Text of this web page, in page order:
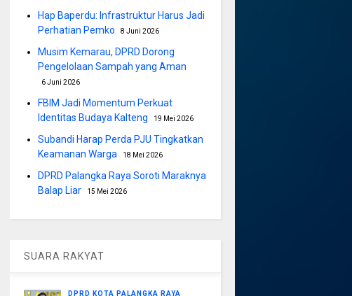
Hap Baperdu: Infrastruktur Harus Jadi
Perhatian Pemko
8 Juni 2026
Musim Kemarau, DPRD Dorong
Pengelolaan Sampah yang Aman
6 Juni 2026
FBIM Jadi Momentum Perkuat
Identitas Budaya Kalteng
19 Mei 2026
Subandi Harap Perda PJU Tingkatkan
Keamanan Warga
18 Mei 2026
DPRD Palangka Raya Soroti Maraknya
Balap Liar
15 Mei 2026
SUARA RAKYAT
DPRD KOTA PALANGKA RAYA